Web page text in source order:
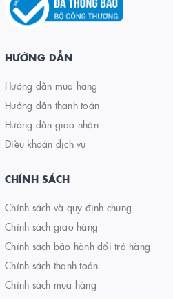
HƯỚNG DẪN
Hướng dẫn mua hàng
Hướng dẫn thanh toán
Hướng dẫn giao nhận
Điều khoản dịch vụ
CHÍNH SÁCH
Chính sách và quy định chung
Chính sách giao hàng
Chính sách bảo hành đổi trả hàng
Chính sách thanh toán
Chính sách mua hàng